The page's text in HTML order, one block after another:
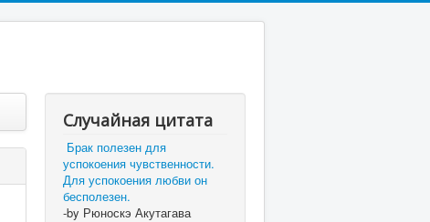
Случайная цитата
Брак полезен для
успокоения чувственности.
Для успокоения любви он
бесполезен.
-by Рюноскэ Акутагава